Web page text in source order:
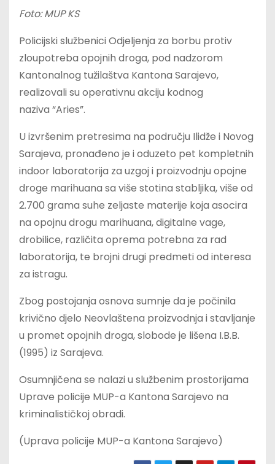
Foto: MUP KS
Policijski službenici Odjeljenja za borbu protiv
zloupotreba opojnih droga, pod nadzorom
Kantonalnog tužilaštva Kantona Sarajevo,
realizovali su operativnu akciju kodnog
naziva “Aries”.
U izvršenim pretresima na području Ilidže i Novog
Sarajeva, pronađeno je i oduzeto pet kompletnih
indoor laboratorija za uzgoj i proizvodnju opojne
droge marihuana sa više stotina stabljika, više od
2.700 grama suhe zeljaste materije koja asocira
na opojnu drogu marihuana, digitalne vage,
drobilice, različita oprema potrebna za rad
laboratorija, te brojni drugi predmeti od interesa
za istragu.
Zbog postojanja osnova sumnje da je počinila
krivično djelo Neovlaštena proizvodnja i stavljanje
u promet opojnih droga, slobode je lišena I.B.B.
(1995) iz Sarajeva.
Osumnjičena se nalazi u službenim prostorijama
Uprave policije MUP-a Kantona Sarajevo na
kriminalističkoj obradi.
(Uprava policije MUP-a Kantona Sarajevo)